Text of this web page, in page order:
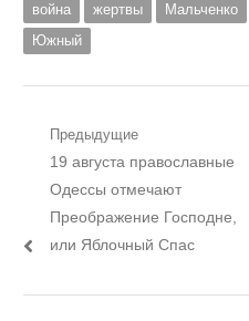
война жертвы Мальченко
Южный
Навигация
по
записям
Предыдущие
Предыдущий
пост:
19 августа православные
Одессы отмечают
Преображение Господне,
или Яблочный Спас